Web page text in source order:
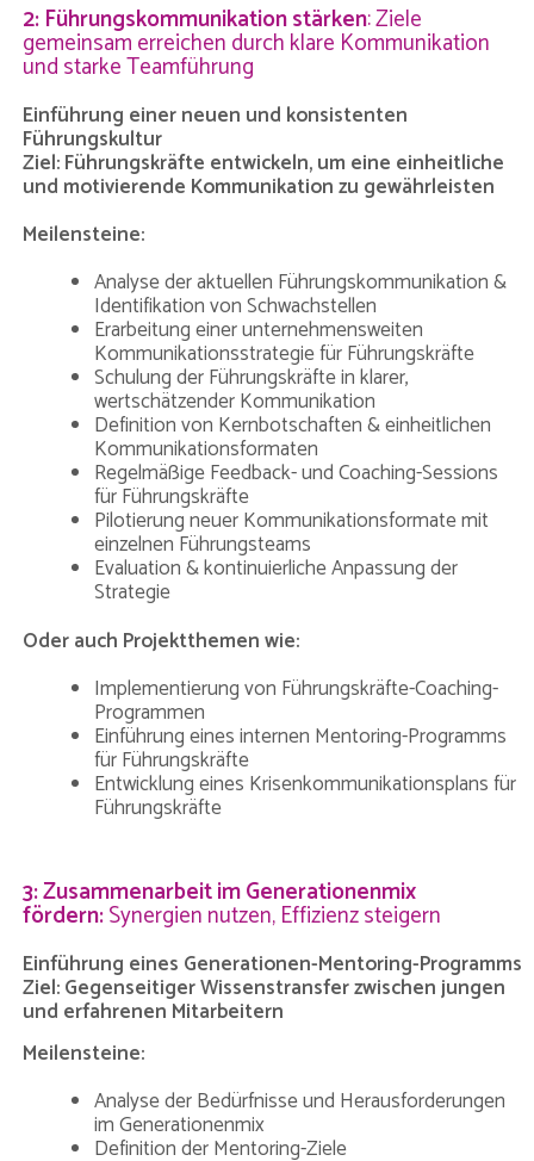
2: Führungskommunikation stärken: Ziele
gemeinsam erreichen durch klare Kommunikation
und starke Teamführung
Einführung einer neuen und konsistenten
Führungskultur
Ziel: Führungskräfte entwickeln, um eine einheitliche
und motivierende Kommunikation zu gewährleisten
Meilensteine:
Analyse der aktuellen Führungskommunikation &
Identifikation von Schwachstellen
Erarbeitung einer unternehmensweiten
Kommunikationsstrategie für Führungskräfte
Schulung der Führungskräfte in klarer,
wertschätzender Kommunikation
Definition von Kernbotschaften & einheitlichen
Kommunikationsformaten
Regelmäßige Feedback- und Coaching-Sessions
für Führungskräfte
Pilotierung neuer Kommunikationsformate mit
einzelnen Führungsteams
Evaluation & kontinuierliche Anpassung der
Strategie
Oder auch Projektthemen wie:
Implementierung von Führungskräfte-Coaching-
Programmen
Einführung eines internen Mentoring-Programms
für Führungskräfte
Entwicklung eines Krisenkommunikationsplans für
Führungskräfte
3: Zusammenarbeit im Generationenmix
fördern:Synergien nutzen, Effizienz steigern
Einführung eines Generationen-Mentoring-Programms
Ziel: Gegenseitiger Wissenstransfer zwischen jungen
und erfahrenen Mitarbeitern
Meilensteine:
Analyse der Bedürfnisse und Herausforderungen
im Generationenmix
Definition der Mentoring-Ziele